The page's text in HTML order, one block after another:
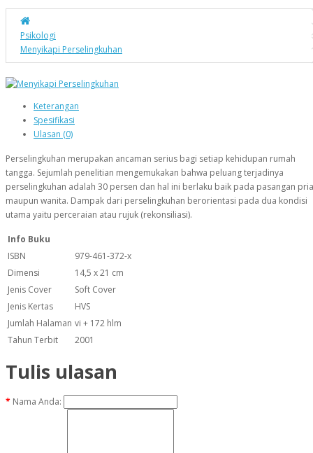
Psikologi
Menyikapi Perselingkuhan
Keterangan
Spesifikasi
Ulasan (0)
Perselingkuhan merupakan ancaman serius bagi setiap kehidupan rumah
tangga. Sejumlah penelitian mengemukakan bahwa peluang terjadinya
perselingkuhan adalah 30 persen dan hal ini berlaku baik pada pasangan pria
maupun wanita. Dampak dari perselingkuhan berorientasi pada dua kondisi
utama yaitu perceraian atau rujuk (rekonsiliasi).
Info Buku
ISBN
979-461-372-x
Dimensi
14,5 x 21 cm
Jenis Cover
Soft Cover
Jenis Kertas
HVS
Jumlah Halaman vi + 172 hlm
Tahun Terbit
2001
Tulis ulasan
Nama Anda: